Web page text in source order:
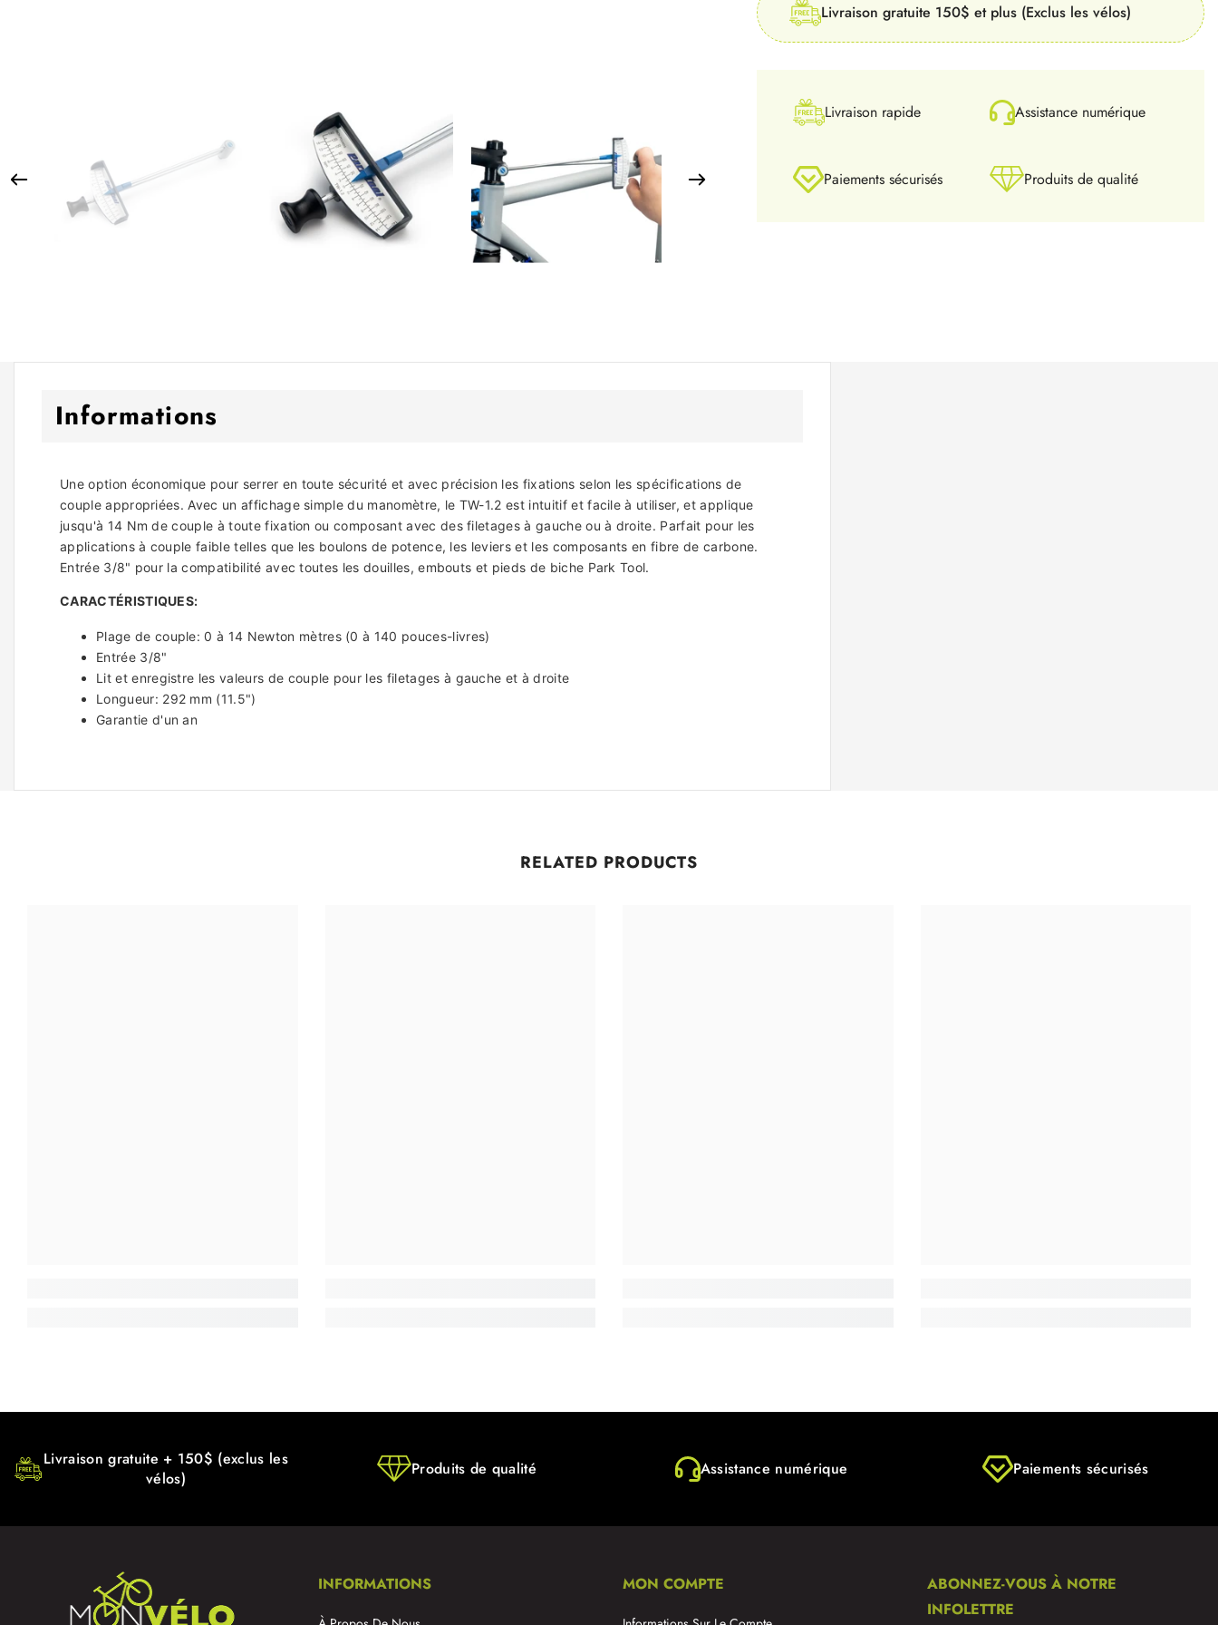
Livraison gratuite 150$ et plus (Exclus les vélos)
Livraison rapide Assistance numérique
Paiements sécurisés Produits de qualité
Informations
Une option économique pour serrer en toute sécurité et avec précision les fixations selon les spécifications de
couple appropriées. Avec un affichage simple du manomètre, le TW-1.2 est intuitif et facile à utiliser, et applique
jusqu'à 14 Nm de couple à toute fixation ou composant avec des filetages à gauche ou à droite. Parfait pour les
applications à couple faible telles que les boulons de potence, les leviers et les composants en fibre de carbone.
Entrée 3/8" pour la compatibilité avec toutes les douilles, embouts et pieds de biche Park Tool.
CARACTÉRISTIQUES:
Plage de couple: 0 à 14 Newton mètres (0 à 140 pouces-livres)
Entrée 3/8"
Lit et enregistre les valeurs de couple pour les filetages à gauche et à droite
Longueur: 292 mm (11.5")
Garantie d'un an
RELATED PRODUCTS
Livraison gratuite + 150$ (exclus les
vélos)
Produits de qualité Assistance numérique Paiements sécurisés
INFORMATIONS MON COMPTE
ABONNEZ-VOUS À NOTRE
INFOLETTRE